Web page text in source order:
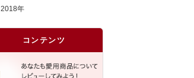
2018年
コンテンツ